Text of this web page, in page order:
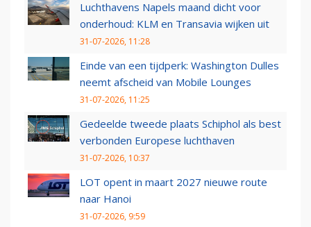
Luchthavens Napels maand dicht voor
onderhoud: KLM en Transavia wijken uit
31-07-2026, 11:28
Einde van een tijdperk: Washington Dulles
neemt afscheid van Mobile Lounges
31-07-2026, 11:25
Gedeelde tweede plaats Schiphol als best
verbonden Europese luchthaven
31-07-2026, 10:37
LOT opent in maart 2027 nieuwe route
naar Hanoi
31-07-2026, 9:59